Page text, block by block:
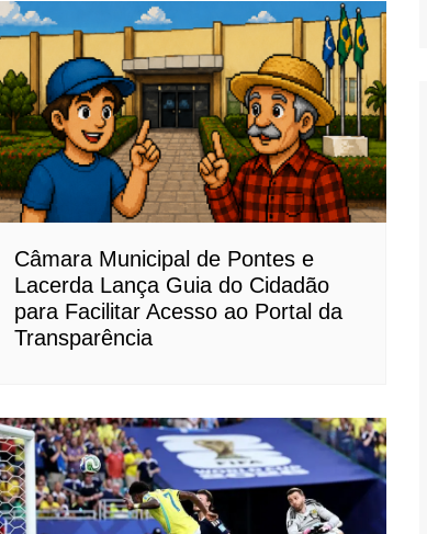
Câmara Municipal de Pontes e
Lacerda Lança Guia do Cidadão
para Facilitar Acesso ao Portal da
Transparência